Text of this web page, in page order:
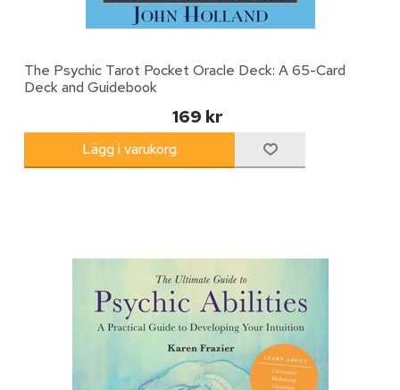
The Psychic Tarot Pocket Oracle Deck: A 65-Card
Deck and Guidebook
169 kr